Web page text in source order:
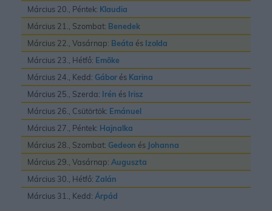
Március 20., Péntek: Klaudia
Március 21., Szombat: Benedek
Március 22., Vasárnap: Beáta és Izolda
Március 23., Hétfő: Emõke
Március 24., Kedd: Gábor és Karina
Március 25., Szerda: Irén és Irisz
Március 26., Csütörtök: Emánuel
Március 27., Péntek: Hajnalka
Március 28., Szombat: Gedeon és Johanna
Március 29., Vasárnap: Auguszta
Március 30., Hétfő: Zalán
Március 31., Kedd: Árpád